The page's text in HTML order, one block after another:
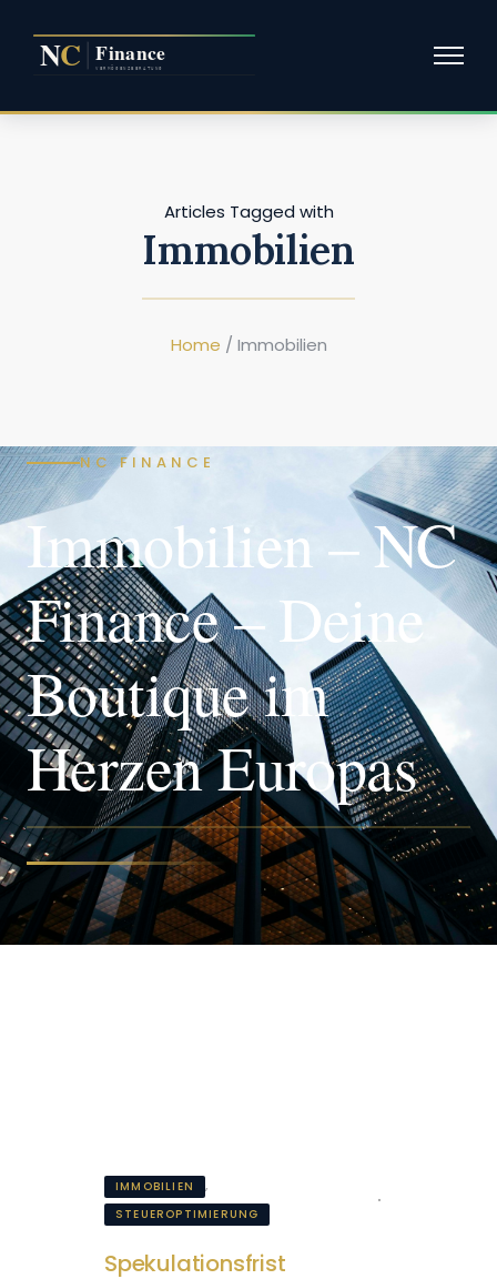
Articles Tagged with
Immobilien
Home / Immobilien
NC FINANCE
Immobilien – NC
Finance – Deine
Boutique im
Herzen Europas
IMMOBILIEN ,
STEUEROPTIMIERUNG
Spekulationsfrist